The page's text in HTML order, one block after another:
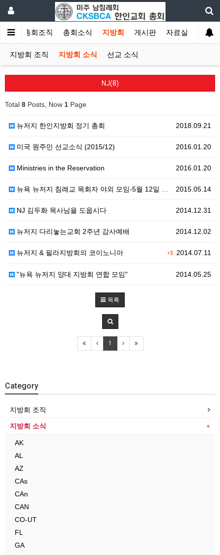
개 총회조직 총회소식 지방회 게시판 자료실
지방회 조직 지방회 소식 선교 소식
NJ(8)
Total 8 Posts, Now 1 Page
2018.09.21
뉴저지 한인지방회 정기 총회
2016.01.20
미국 원주민 선교소식 (2015/12)
2016.01.20
Ministries in the Reservation
2015.05.14
뉴욕 뉴저지 침례교 목회자 야외 모임-5월 12일 2015년
2014.12.31
NJ 김두화 목사님을 도웁시다
2014.12.02
뉴저지 다리놓는교회 2주년 감사예배
+32014.07.11
뉴저지 & 필라지방회의 코이노니아
2014.05.25
"뉴욕 뉴저지 양대 지방회 연합 모임"
목록
1
Category
지방회 조직
지방회 소식
AK
AL
AZ
CAs
CAn
CAN
CO-UT
FL
GA